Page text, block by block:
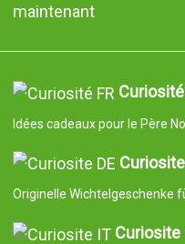
maintenant
Curiosité
Idées cadeaux pour le Père
Originelle Wichtelgeschenke
Curiosite